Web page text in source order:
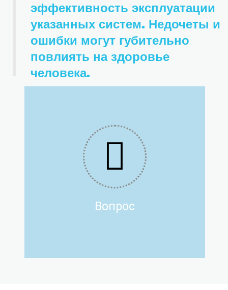
эффективность эксплуатации
указанных систем. Недочеты и
ошибки могут губительно
повлиять на здоровье
человека.
Вопрос
Ответ!
Закажите звонок и мы постараемся вам помочь.